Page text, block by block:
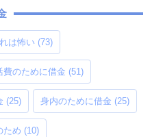
は怖い (73)
費のために借金 (51)
(25) 身内のために借金 (25)
ため (10)